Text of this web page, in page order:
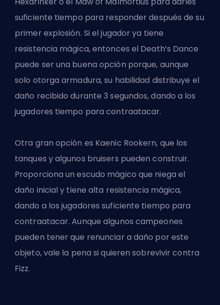
suficiente tiempo para responder después de su
primer explosión. Si el jugador ya tiene
resistencia mágica, entonces el Death’s Dance
puede ser una buena opción porque, aunque
solo otorga armadura, su habilidad distribuye el
daño recibido durante 3 segundos, dando a los
jugadores tiempo para contraatacar.
Otra gran opción es Kaenic Rookern, que los
tanques y algunos bruisers pueden construir.
Proporciona un escudo mágico que niega el
daño inicial y tiene alta resistencia mágica,
dando a los jugadores suficiente tiempo para
contraatacar. Aunque algunos campeones
pueden tener que renunciar a daño por este
objeto, vale la pena si quieren sobrevivir contra
Fizz.